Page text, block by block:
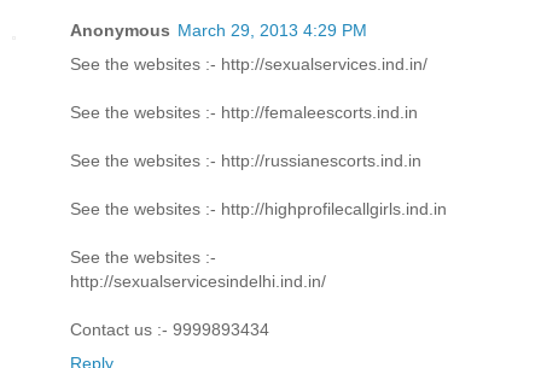
Anonymous March 29, 2013 4:29 PM
See the websites :- http://sexualservices.ind.in/
See the websites :- http://femaleescorts.ind.in
See the websites :- http://russianescorts.ind.in
See the websites :- http://highprofilecallgirls.ind.in
See the websites :-
http://sexualservicesindelhi.ind.in/
Contact us :- 9999893434
Reply